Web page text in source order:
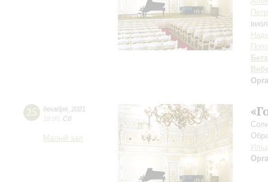
25 декабря 2021
19:00 Сб
Малый зал